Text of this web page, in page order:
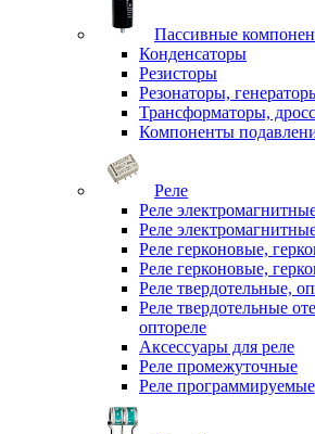
Пассивные
Конденсаторы
Резисторы
Резонаторы,
Трансформаторы,
Компоненты
Реле
Реле
Реле
Реле герконовые,
Реле герконовые,
Реле твердотельные,
Реле твердотельные
оптореле
Аксессуары для реле
Реле промежуточные
Реле программируемые